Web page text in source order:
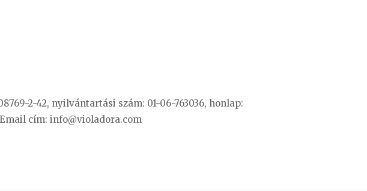
2-42, nyilvántartási szám: 01-06-763036, honlap:
cím: info@violadora.com